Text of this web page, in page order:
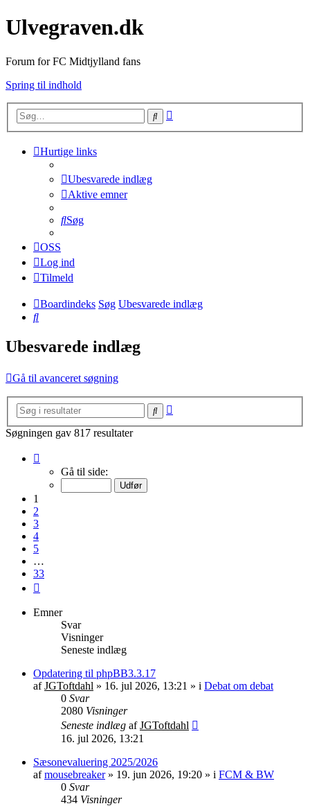
Ulvegraven.dk
Forum for FC Midtjylland fans
Spring til indhold
Søg
Hurtige links
Ubesvarede indlæg
Aktive emner
Søg
OSS
Log ind
Tilmeld
Boardindeks Søg Ubesvarede indlæg
Søg
Ubesvarede indlæg
Gå til avanceret søgning
Søg
Søgningen gav 817 resultater
Gå til side:
1
2
3
4
5
…
33
Emner
Svar
Visninger
Seneste indlæg
Opdatering til phpBB3.3.17
afJGToftdahl » 16. jul 2026, 13:21 » i Debat om debat
0 Svar
2080 Visninger
Seneste indlæg afJGToftdahl
16. jul 2026, 13:21
Sæsonevaluering 2025/2026
afmousebreaker» 19. jun 2026, 19:20 » i FCM & BW
0 Svar
434 Visninger